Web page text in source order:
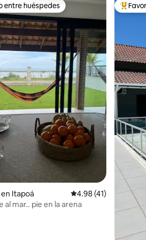
de 5; 107 evaluaciones
en Favorito entre huéspedes
entre huéspedes
en Itapoá Calificación
4.98 (41)
al mar.. pie en la arena
De los